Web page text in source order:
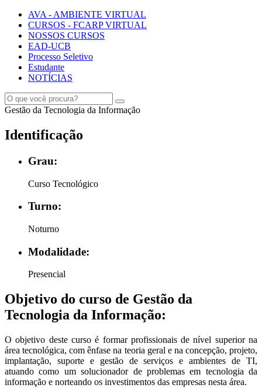
AVA - AMBIENTE VIRTUAL
CURSOS - FCARP VIRTUAL
NOSSOS CURSOS
EAD-UCB
Processo Seletivo
Estudante
NOTÍCIAS
Gestão da Tecnologia da Informação
Identificação
Grau:
Curso Tecnológico
Turno:
Noturno
Modalidade:
Presencial
Objetivo do curso de Gestão da
Tecnologia da Informação:
O objetivo deste curso é formar profissionais de nível superior na
área tecnológica, com ênfase na teoria geral e na concepção, projeto,
implantação, suporte e gestão de serviços e ambientes de TI,
atuando como um solucionador de problemas em tecnologia da
informação e norteando os investimentos das empresas nesta área.